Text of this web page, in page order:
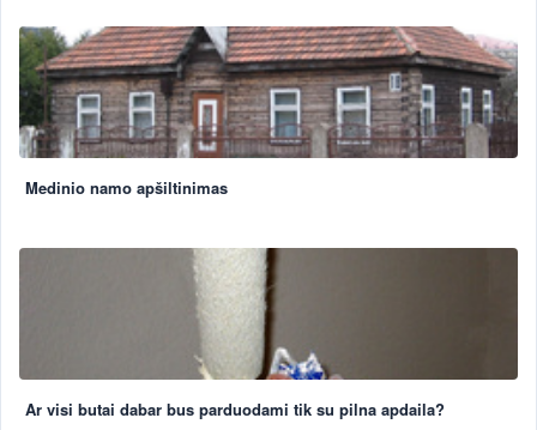
Medinio namo apšiltinimas
Ar visi butai dabar bus parduodami tik su pilna apdaila?